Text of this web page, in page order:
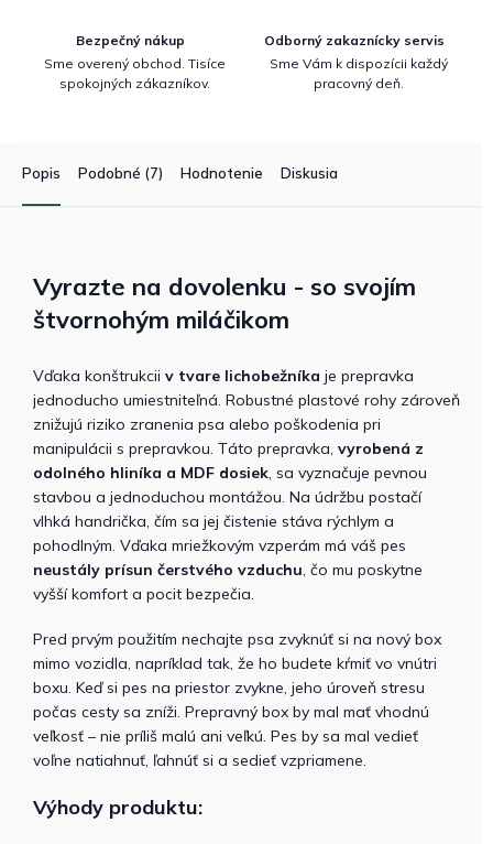
Bezpečný nákup
Sme overený obchod. Tisíce
spokojných zákazníkov.
Odborný zakaznícky servis
Sme Vám k dispozícii každý
pracovný deň.
Popis Podobné (7) Hodnotenie Diskusia
Vyrazte na dovolenku - so svojím
štvornohým miláčikom
Vďaka konštrukcii v tvare lichobežníka je prepravka
jednoducho umiestniteľná. Robustné plastové rohy zároveň
znižujú riziko zranenia psa alebo poškodenia pri
manipulácii s prepravkou. Táto prepravka, vyrobená z
odolného hliníka a MDF dosiek , sa vyznačuje pevnou
stavbou a jednoduchou montážou. Na údržbu postačí
vlhká handrička, čím sa jej čistenie stáva rýchlym a
pohodlným. Vďaka mriežkovým vzperám má váš pes
neustály prísun čerstvého vzduchu , čo mu poskytne
vyšší komfort a pocit bezpečia.
Pred prvým použitím nechajte psa zvyknúť si na nový box
mimo vozidla, napríklad tak, že ho budete kŕmiť vo vnútri
boxu. Keď si pes na priestor zvykne, jeho úroveň stresu
počas cesty sa zníži. Prepravný box by mal mať vhodnú
veľkosť – nie príliš malú ani veľkú. Pes by sa mal vedieť
voľne natiahnuť, ľahnúť si a sedieť vzpriamene.
Výhody produktu: